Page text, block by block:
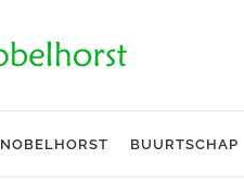
NOBELHORST BUURTSCHAP